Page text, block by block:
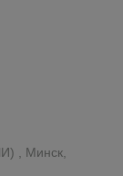
, Минск,